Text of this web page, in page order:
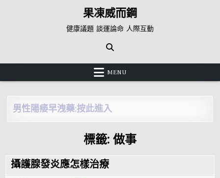
果凍威而鋼
健康議題 談運論命 人際互動
MENU
男性陽痿早洩藥:按此進入
標籤: 做事
攝護腺發炎應怎樣治療